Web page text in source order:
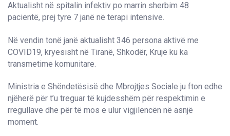
Aktualisht në spitalin infektiv po marrin sherbim 48
pacientë, prej tyre 7 janë në terapi intensive.
Në vendin tonë janë aktualisht 346 persona aktivë me
COVID19, kryesisht në Tiranë, Shkodër, Krujë ku ka
transmetime komunitare.
Ministria e Shëndetësisë dhe Mbrojtjes Sociale ju fton edhe
njëherë për t’u treguar të kujdesshëm për respektimin e
rregullave dhe për të mos e ulur vigjilencën në asnjë
moment.